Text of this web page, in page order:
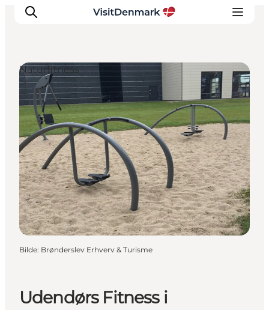
Inspirasjon
Reisemål
Aktiviteter
Overnatting
Planlegg reisen
Udendørs Fitness i
Naturfitness
Bilde: Brønderslev Erhverv & Turisme